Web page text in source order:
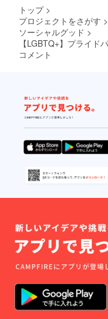
トップ >
プロジェクトをさがす >
ソーシャルグッド >
【LGBTQ+】プライド
コメント